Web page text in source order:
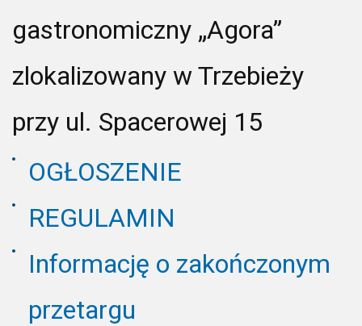
gastronomiczny „Agora”
zlokalizowany w Trzebieży
przy ul. Spacerowej 15
OGŁOSZENIE
REGULAMIN
Informację o zakończonym
przetargu